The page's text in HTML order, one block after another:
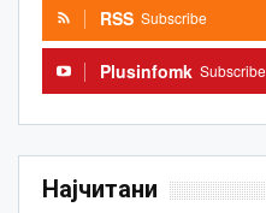
RSS Subscribe
Plusinfomk Subscribe
Најчитани